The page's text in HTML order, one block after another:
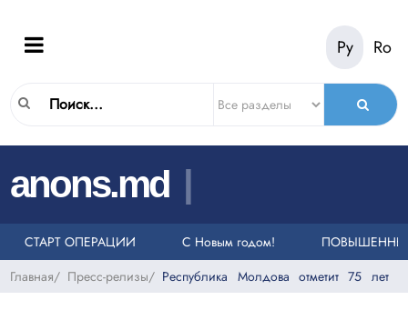
Ру Ro
anons.md |
НА ЕДИНЫЙ НОМЕР СЛУЖБЫ ЭКСТРЕННОЙ ПОМОЩИ 112
СТАРТ ОПЕРАЦИИ «ТАКСИ»С Новым годом!
Главная/ Пресс-релизы/ Республика Молдова отметит 75 лет